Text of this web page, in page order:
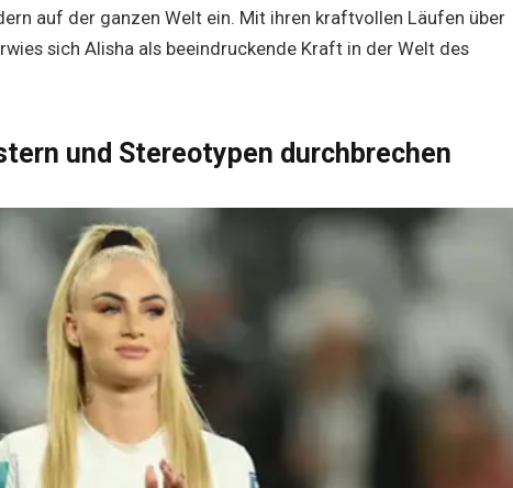
auf der ganzen Welt ein. Mit ihren kraftvollen Läufen über
sich Alisha als beeindruckende Kraft in der Welt des
und Stereotypen durchbrechen